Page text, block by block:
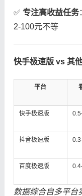
✅ ​ ​专注高收益任务​
2-100元不等
快手极速版 vs 其
平台
快手极速版
抖音极速版
百度极速版
数据综合自多平台